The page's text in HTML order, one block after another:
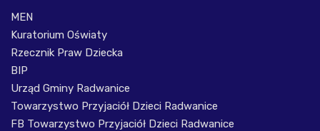
MEN
Kuratorium Oświaty
Rzecznik Praw Dziecka
BIP
Urząd Gminy Radwanice
Towarzystwo Przyjaciół Dzieci Radwanice
FB Towarzystwo Przyjaciół Dzieci Radwanice